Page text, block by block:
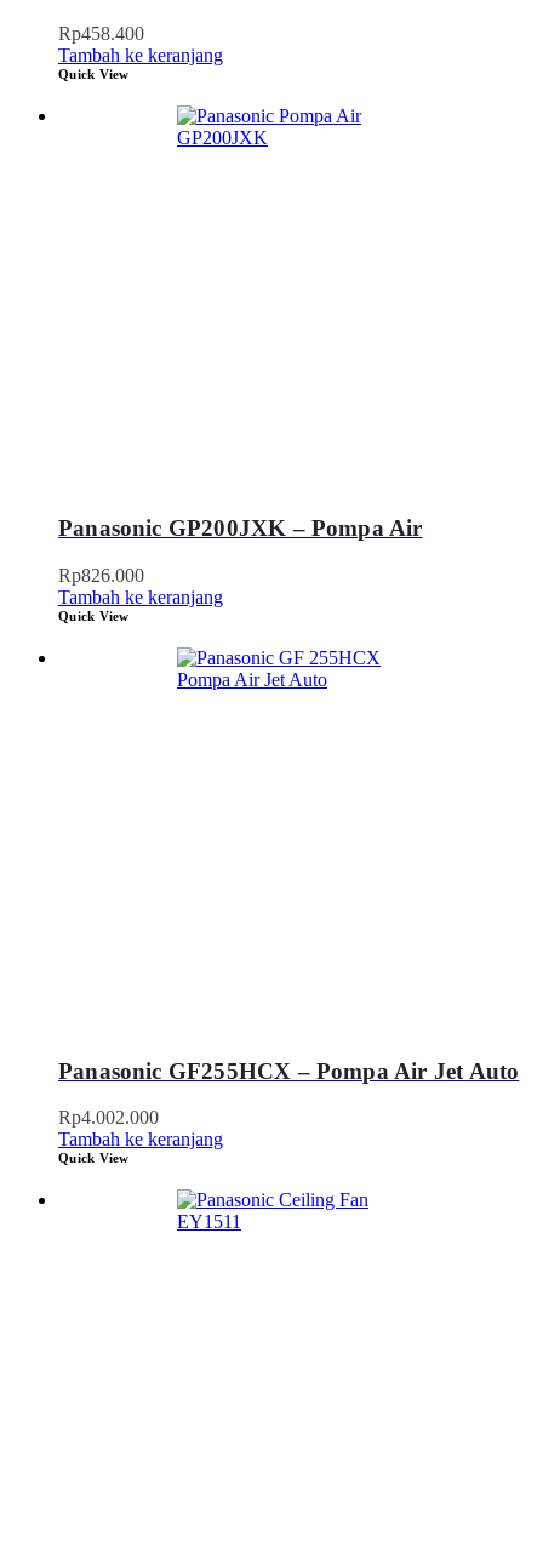
Rp458.400
Tambah ke keranjang
Quick View
Panasonic GP200JXK – Pompa Air
Rp826.000
Tambah ke keranjang
Quick View
Panasonic GF255HCX – Pompa Air Jet Auto
Rp4.002.000
Tambah ke keranjang
Quick View